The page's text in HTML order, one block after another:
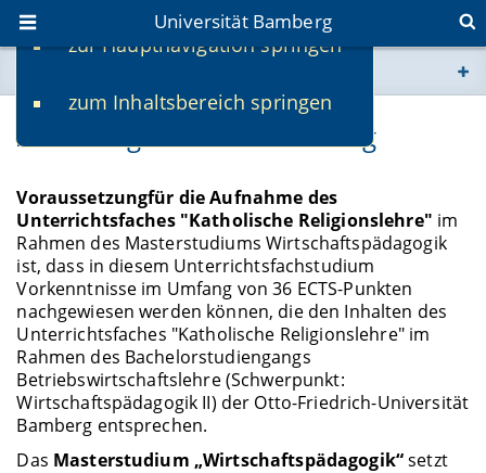
zur Hauptnavigation springen
zum Inhaltsbereich springen
Universität Bamberg
www.uni-bamberg.de
fis.uni-bamberg.de
Zulassung und Einschreibung
Voraussetzungfür die Aufnahme des
Unterrichtsfaches "Katholische Religionslehre" im
Rahmen des Masterstudiums Wirtschaftspädagogik
ist, dass in diesem Unterrichtsfachstudium
Vorkenntnisse im Umfang von 36 ECTS-Punkten
nachgewiesen werden können, die den Inhalten des
Unterrichtsfaches "Katholische Religionslehre" im
Rahmen des Bachelorstudiengangs
Betriebswirtschaftslehre (Schwerpunkt:
Wirtschaftspädagogik II) der Otto-Friedrich-Universität
Bamberg entsprechen.
Das Masterstudium „Wirtschaftspädagogik“setzt